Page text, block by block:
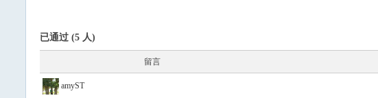
已通过 (5 人)
留言
amyST